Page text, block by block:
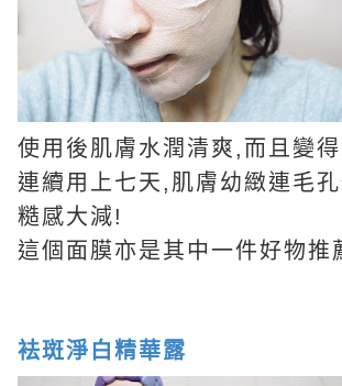
使用後肌膚水潤清爽,而且變
連續用上七天,肌膚幼緻連毛
糙感大減!
這個面膜亦是其中一件好物推
袪斑淨白精華露